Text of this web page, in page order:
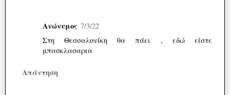
Ανώνυμος 7/3/22
Στη Θεσσαλονίκη θα πάει , εδώ είστε
μπασκλασαρια
Απάντηση